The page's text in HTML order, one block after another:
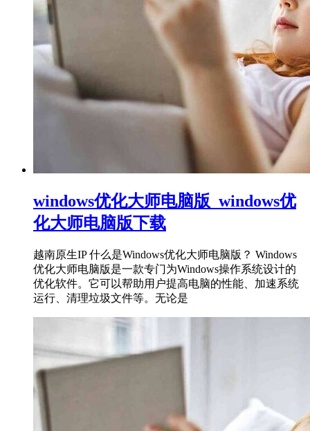
windows优化大师电脑版_windows优
化大师电脑版下载
越南原生IP 什么是Windows优化大师电脑版？ Windows
优化大师电脑版是一款专门为Windows操作系统设计的
优化软件。它可以帮助用户提高电脑的性能、加速系统
运行、清理垃圾文件等。无论是